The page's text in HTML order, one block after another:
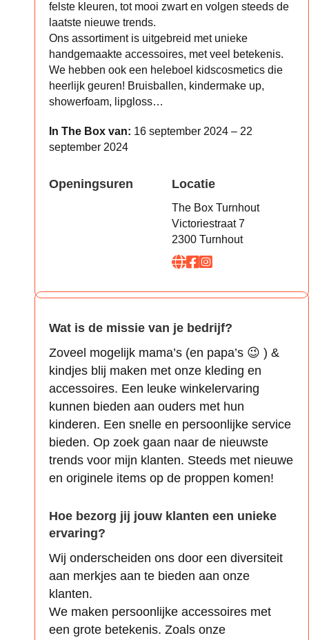
felste kleuren, tot mooi zwart en volgen steeds de
laatste nieuwe trends.
Ons assortiment is uitgebreid met unieke
handgemaakte accessoires, met veel betekenis.
We hebben ook een heleboel kidscosmetics die
heerlijk geuren! Bruisballen, kindermake up,
showerfoam, lipgloss…
In The Box van: 16 september 2024 – 22
september 2024
Openingsuren Locatie
The Box Turnhout
Victoriestraat 7
2300 Turnhout
Wat is de missie van je bedrijf?
Zoveel mogelijk mama’s (en papa’s 😉 ) &
kindjes blij maken met onze kleding en
accessoires. Een leuke winkelervaring
kunnen bieden aan ouders met hun
kinderen. Een snelle en persoonlijke service
bieden. Op zoek gaan naar de nieuwste
trends voor mijn klanten. Steeds met nieuwe
en originele items op de proppen komen!
Hoe bezorg jij jouw klanten een unieke
ervaring?
Wij onderscheiden ons door een diversiteit
aan merkjes aan te bieden aan onze
klanten.
We maken persoonlijke accessoires met
een grote betekenis. Zoals onze